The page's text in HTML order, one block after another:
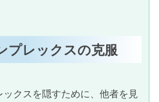
プレックスの克服
クスを隠すために、他者を見